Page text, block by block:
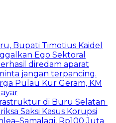
Bupati Timotius Kaidel
Ego Sektoral
diredam aparat
jangan terpancing.
Pulau Kur Geram, KM
di Buru Selatan
Saksi Kasus Korupsi
Rp100 Juta